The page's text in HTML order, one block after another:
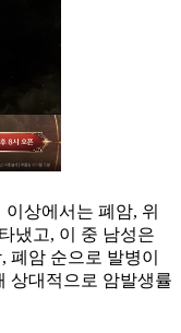
상에서는 폐암, 위
냈고, 이 중 남성은
폐암 순으로 발병이
상대적으로 암발생률